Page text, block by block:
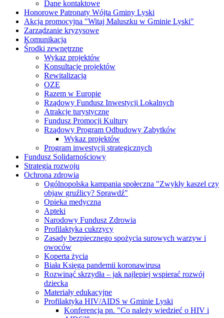
Dane kontaktowe
Honorowe Patronaty Wójta Gminy Lyski
Akcja promocyjna "Witaj Maluszku w Gminie Lyski"
Zarządzanie kryzysowe
Komunikacja
Środki zewnętrzne
Wykaz projektów
Konsultacje projektów
Rewitalizacja
OZE
Razem w Europie
Rządowy Fundusz Inwestycji Lokalnych
Atrakcje turystyczne
Fundusz Promocji Kultury
Rządowy Program Odbudowy Zabytków
Wykaz projektów
Program inwestycji strategicznych
Fundusz Solidarnościowy
Strategia rozwoju
Ochrona zdrowia
Ogólnopolska kampania społeczna "Zwykły kaszel czy
objaw gruźlicy? Sprawdź"
Opieka medyczna
Apteki
Narodowy Fundusz Zdrowia
Profilaktyka cukrzycy
Zasady bezpiecznego spożycia surowych warzyw i
owoców
Koperta życia
Biała Księga pandemii koronawirusa
Rozwinąć skrzydła – jak najlepiej wspierać rozwój
dziecka
Materiały edukacyjne
Profilaktyka HIV/AIDS w Gminie Lyski
Konferencja pn. "Co należy wiedzieć o HIV i